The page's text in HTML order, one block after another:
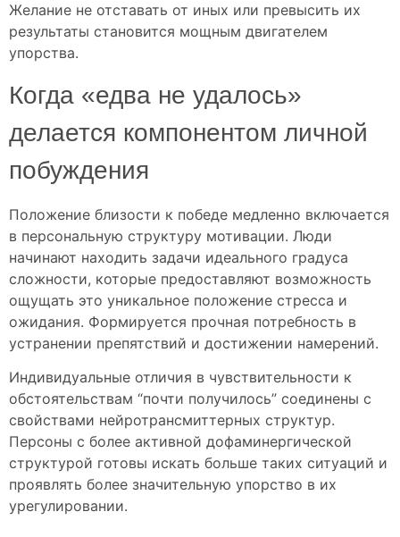
Желание не отставать от иных или превысить их
результаты становится мощным двигателем
упорства.
Когда «едва не удалось»
делается компонентом личной
побуждения
Положение близости к победе медленно включается
в персональную структуру мотивации. Люди
начинают находить задачи идеального градуса
сложности, которые предоставляют возможность
ощущать это уникальное положение стресса и
ожидания. Формируется прочная потребность в
устранении препятствий и достижении намерений.
Индивидуальные отличия в чувствительности к
обстоятельствам “почти получилось” соединены с
свойствами нейротрансмиттерных структур.
Персоны с более активной дофаминергической
структурой готовы искать больше таких ситуаций и
проявлять более значительную упорство в их
урегулировании.